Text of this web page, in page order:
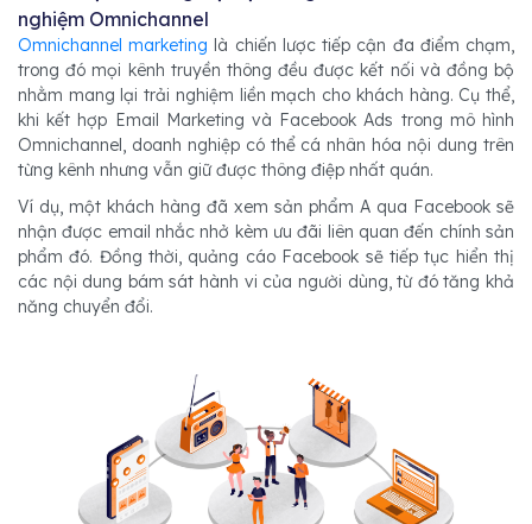
nghiệm Omnichannel
Omnichannel marketing là chiến lược tiếp cận đa điểm chạm,
trong đó mọi kênh truyền thông đều được kết nối và đồng bộ
nhằm mang lại trải nghiệm liền mạch cho khách hàng. Cụ thể,
khi kết hợp Email Marketing và Facebook Ads trong mô hình
Omnichannel, doanh nghiệp có thể cá nhân hóa nội dung trên
từng kênh nhưng vẫn giữ được thông điệp nhất quán.
Ví dụ, một khách hàng đã xem sản phẩm A qua Facebook sẽ
nhận được email nhắc nhở kèm ưu đãi liên quan đến chính sản
phẩm đó. Đồng thời, quảng cáo Facebook sẽ tiếp tục hiển thị
các nội dung bám sát hành vi của người dùng, từ đó tăng khả
năng chuyển đổi.